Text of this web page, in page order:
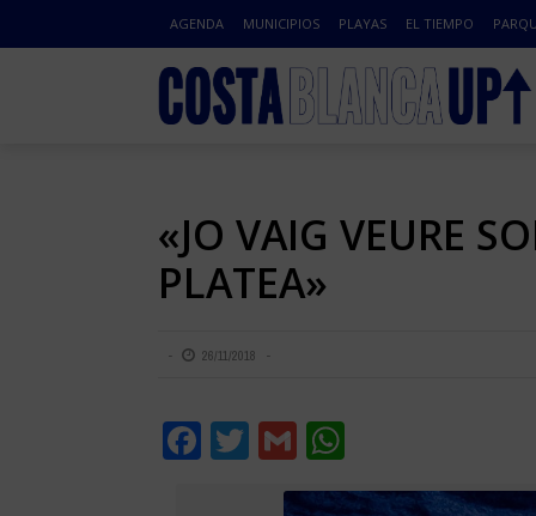
AGENDA MUNICIPIOS PLAYAS EL TIEMPO
«JO VAIG VEURE
PLATEA»
26/11/2018
Facebook
Twitter
Gmail